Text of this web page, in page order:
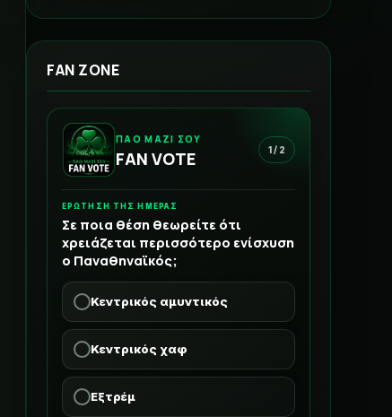
FAN ZONE
ΠΑΟ ΜΑΖΙ ΣΟΥ
FAN VOTE 1 / 2
ΕΡΩΤΗΣΗ ΤΗΣ ΗΜΕΡΑΣ
Σε ποια θέση θεωρείτε ότι
χρειάζεται περισσότερο ενίσχυση
ο Παναθηναϊκός;
Κεντρικός αμυντικός
Κεντρικός χαφ
Εξτρέμ